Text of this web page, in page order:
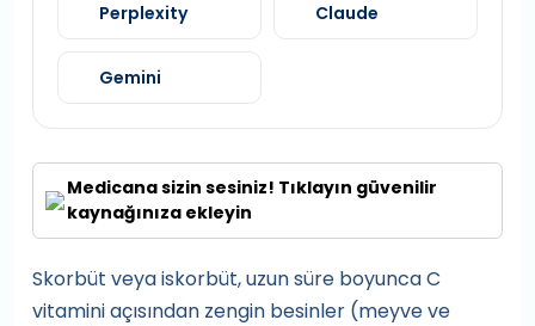
Perplexity Claude
Gemini
Medicana sizin sesiniz! Tıklayın güvenilir
kaynağınıza ekleyin
Skorbüt veya iskorbüt, uzun süre boyunca C
vitamini açısından zengin besinler (meyve ve